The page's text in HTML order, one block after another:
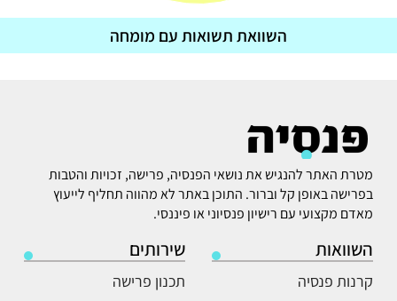
השוואת תשואות עם מומחה
מטרת האתר להנגיש את נושאי הפנסיה, פרישה, זכויות והטבות
בפרישה באופן קל וברור. התוכן באתר לא מהווה תחליף לייעוץ
מאדם מקצועי עם רישיון פנסיוני או פיננסי.
השוואות
קרנות פנסיה
שירותים
תכנון פרישה